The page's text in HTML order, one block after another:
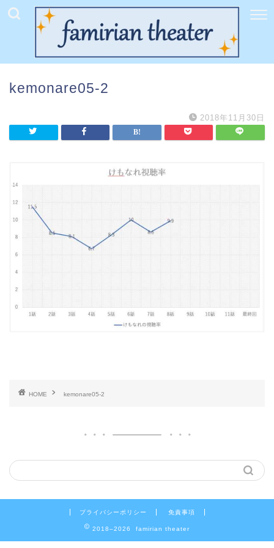
kemonare05-2
2018年11月30日
HOME kemonare05-2
プライバシーポリシー 免責事項
2018–2026 famirian theater